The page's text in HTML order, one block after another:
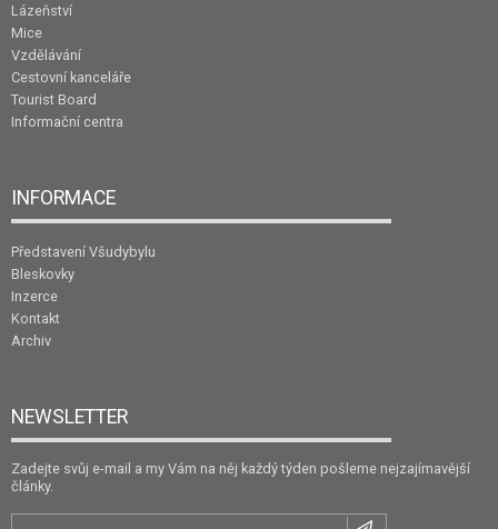
Lázeňství
Mice
Vzdělávání
Cestovní kanceláře
Tourist Board
Informační centra
INFORMACE
Představení Všudybylu
Bleskovky
Inzerce
Kontakt
Archiv
NEWSLETTER
Zadejte svůj e-mail a my Vám na něj každý týden pošleme nejzajímavější
články.